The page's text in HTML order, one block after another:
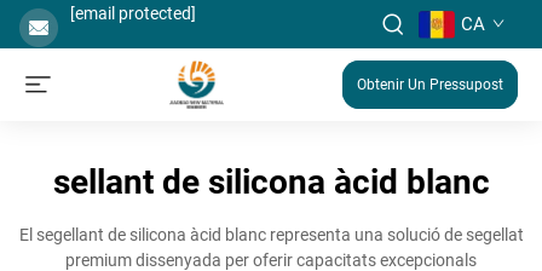
[email protected] CA
Obtenir Un Pressupost
sellant de silicona àcid blanc
El segellant de silicona àcid blanc representa una solució de segellat
premium dissenyada per oferir capacitats excepcionals